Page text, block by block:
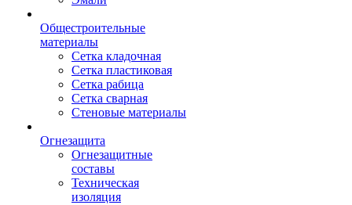
Общестроительные
материалы
Сетка кладочная
Сетка пластиковая
Сетка рабица
Сетка сварная
Стеновые материалы
Огнезащита
Огнезащитные
составы
Техническая
изоляция